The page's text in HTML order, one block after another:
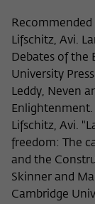
Recommended
Lifschitz, Avi.
Debates of the
University
Leddy, Neven
Lifschitz, Avi.
freedom: The
and the
Skinner and
Cambridge